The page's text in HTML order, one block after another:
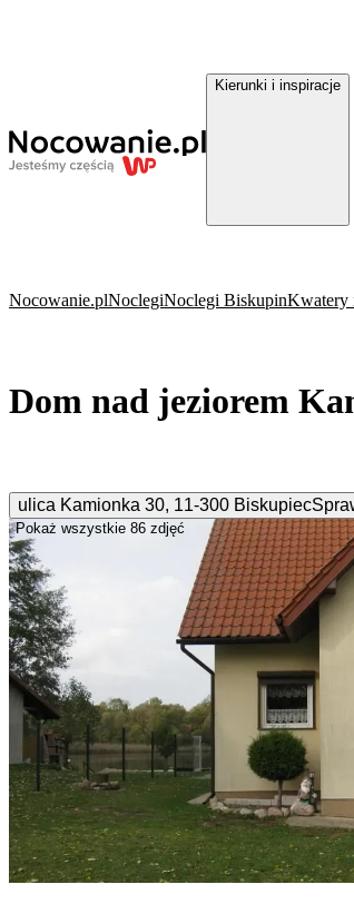
Kierunki i inspiracje
Nocowanie.plNoclegiNoclegi BiskupinKwatery
Dom nad jeziorem
ulica Kamionka 30, 11-300 Biskupiec
Pokaż wszystkie 86 zdjęć